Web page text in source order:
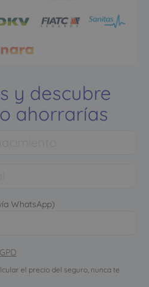
y descubre
ahorrarías
WhatsApp)
el precio del seguro, nunca te